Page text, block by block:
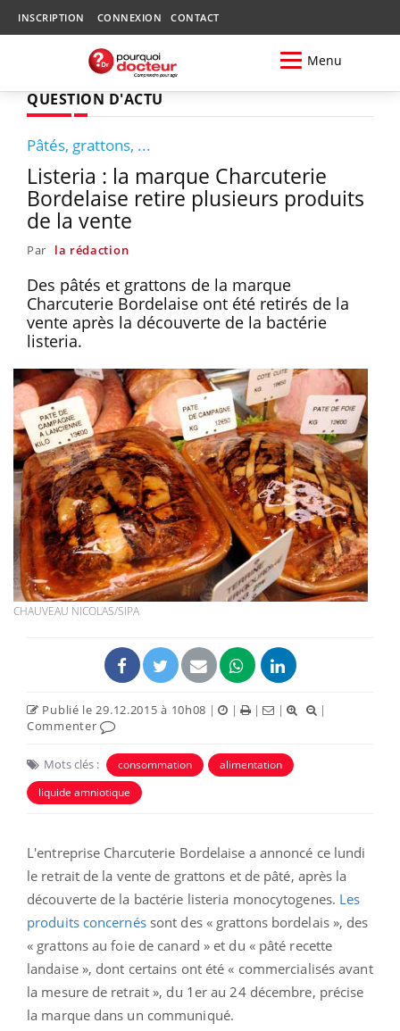
INSCRIPTION CONNEXION CONTACT
Menu
QUESTION D'ACTU
Pâtés, grattons, ...
Listeria : la marque Charcuterie
Bordelaise retire plusieurs produits
de la vente
Par la rédaction
Des pâtés et grattons de la marque
Charcuterie Bordelaise ont été retirés de la
vente après la découverte de la bactérie
listeria.
CHAUVEAU NICOLAS/SIPA
Publié le 29.12.2015 à 10h08 | | | |
|
Commenter
Mots clés : consommation
alimentation
liquide amniotique
L'entreprise Charcuterie Bordelaise a annoncé ce lundi
le retrait de la vente de grattons et de pâté, après la
découverte de la bactérie listeria monocytogenes. Les
produits concernéssont des « grattons bordelais », des
« grattons au foie de canard » et du « pâté recette
landaise », dont certains ont été « commercialisés avant
la mesure de retrait », du 1er au 24 décembre, précise
la marque dans un communiqué.